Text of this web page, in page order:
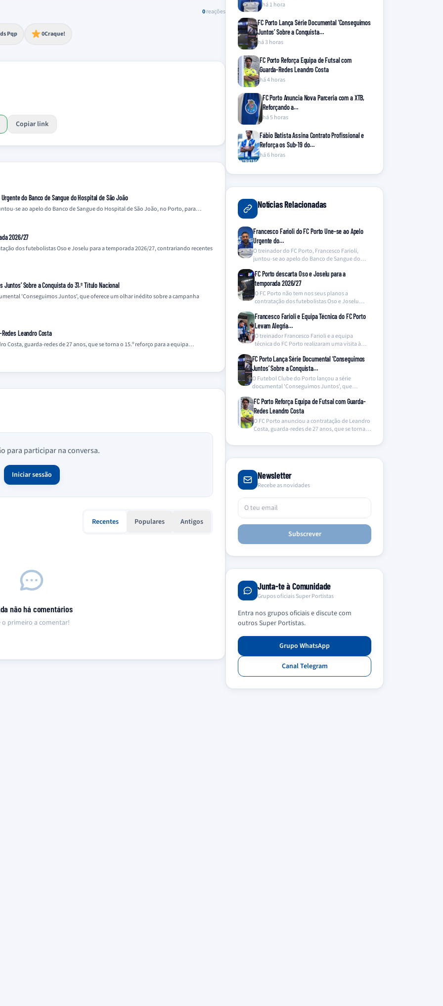
0reações
Pqp
extremo 0Craque!
Copiar link
do Banco de Sangue do Hospital de São João
se ao apelo do Banco de Sangue do Hospital de São João, no Porto, para…
2026/27
dos futebolistas Oso e Joselu para a temporada 2026/27, contrariando recentes
Juntos’ Sobre a Conquista do 31.º Título Nacional
'Conseguimos Juntos', que oferece um olhar inédito sobre a campanha
Leandro Costa
Costa, guarda-redes de 27 anos, que se torna o 15.º reforço para a equipa…
para participar na conversa.
Iniciar sessão
Recentes Populares Antigos
não há comentários
o primeiro a comentar!
há 1 hora
FC Porto Lança Série Documental ‘Conseguimos
Juntos’ Sobre a Conquista…
há 3 horas
FC Porto Reforça Equipa de Futsal com
Guarda-Redes Leandro Costa
há 4 horas
FC Porto Anuncia Nova Parceria com a XTB,
Reforçando a…
há 5 horas
Fábio Batista Assina Contrato Profissional e
Reforça os Sub-19 do…
há 6 horas
Notícias Relacionadas
Francesco Farioli do FC Porto Une-se ao Apelo
Urgente do…
O treinador do FC Porto, Francesco Farioli,
juntou-se ao apelo do Banco de Sangue do
FC Porto descarta Oso e Joselu para a
temporada 2026/27
O FC Porto não tem nos seus planos a
contratação dos futebolistas Oso e Joselu
Francesco Farioli e Equipa Técnica do FC Porto
Levam Alegria…
O treinador Francesco Farioli e a equipa
técnica do FC Porto realizaram uma visita à
FC Porto Lança Série Documental ‘Conseguimos
Juntos’ Sobre a Conquista…
O Futebol Clube do Porto lançou a série
documental 'Conseguimos Juntos', que
FC Porto Reforça Equipa de Futsal com Guarda-
Redes Leandro Costa
O FC Porto anunciou a contratação de Leandro
Costa, guarda-redes de 27 anos, que se torna…
Newsletter
Recebe as novidades
Subscrever
Junta-te à Comunidade
Grupos oficiais Super Portistas
Entra nos grupos oficiais e discute com
outros Super Portistas.
Grupo WhatsApp
Canal Telegram